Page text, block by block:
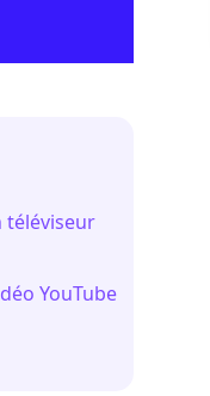
téléviseur
YouTube